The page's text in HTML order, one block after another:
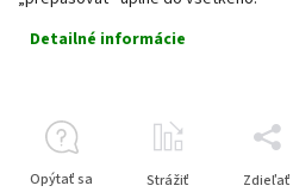
Detailné informácie
Opýtať sa Strážiť Zdieľať